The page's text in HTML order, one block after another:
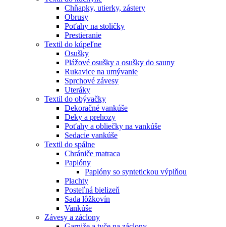
Chňapky, utierky, zástery
Obrusy
Poťahy na stoličky
Prestieranie
Textil do kúpeľne
Osušky
Plážové osušky a osušky do sauny
Rukavice na umývanie
Sprchové závesy
Uteráky
Textil do obývačky
Dekoračné vankúše
Deky a prehozy
Poťahy a obliečky na vankúše
Sedacie vankúše
Textil do spálne
Chrániče matraca
Paplóny
Paplóny so syntetickou výplňou
Plachty
Posteľná bielizeň
Sada lôžkovín
Vankúše
Závesy a záclony